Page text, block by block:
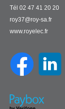
Tél 02 47 41 20 20
roy37@roy-sa.fr
www.royelec.fr